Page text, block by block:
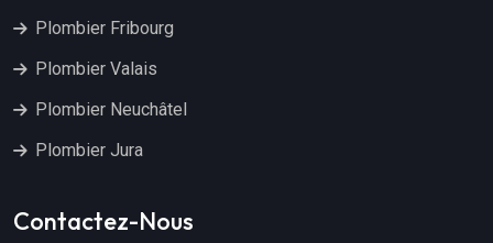
Plombier Fribourg
Plombier Valais
Plombier Neuchâtel
Plombier Jura
Contactez-Nous